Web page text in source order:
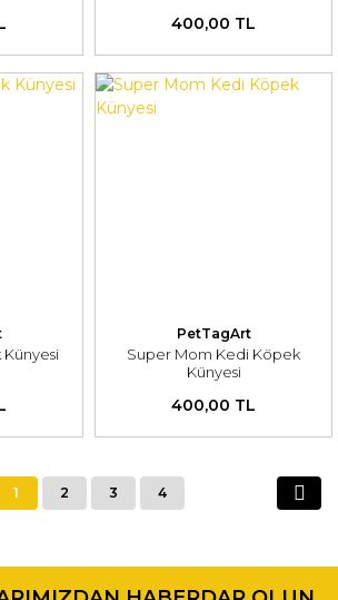
400,00 TL
PetTagArt
Super Mom Kedi Köpek
Künyesi
400,00 TL
1 2 3 4